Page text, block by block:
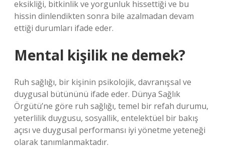
eksikliği, bitkinlik ve yorgunluk hissettiği ve bu
hissin dinlendikten sonra bile azalmadan devam
ettiği durumları ifade eder.
Mental kişilik ne demek?
Ruh sağlığı, bir kişinin psikolojik, davranışsal ve
duygusal bütününü ifade eder. Dünya Sağlık
Örgütü’ne göre ruh sağlığı, temel bir refah durumu,
yeterlilik duygusu, sosyallik, entelektüel bir bakış
açısı ve duygusal performansı iyi yönetme yeteneği
olarak tanımlanmaktadır.